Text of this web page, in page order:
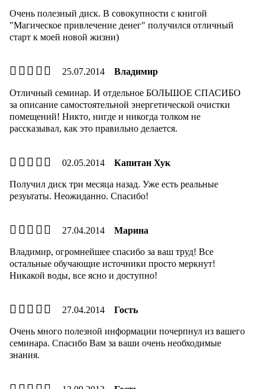
Очень полезный диск. В совокупности с книгой
"Магическое привлечение денег" получился отличный
старт к моей новой жизни)
25.07.2014 Владимир
Отличный семинар. И отдельное БОЛЬШОЕ СПАСИБО
за описание самостоятельной энергетической очистки
помещений! Никто, нигде и никогда толком не
рассказывал, как это правильно делается.
02.05.2014 Капитан Хук
Получил диск три месяца назад. Уже есть реальные
резуьтаты. Неожиданно. Спасибо!
27.04.2014 Марина
Владимир, огромнейшее спасибо за ваш труд! Все
остальные обучающие источники просто меркнут!
Никакой воды, все ясно и доступно!
27.04.2014 Гость
Очень много полезной информации почерпнул из вашего
семинара. Спасибо Вам за ваши очень необходимые
знания.